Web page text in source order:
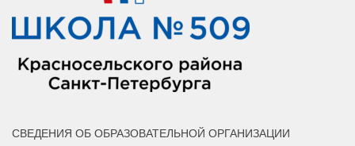
СВЕДЕНИЯ ОБ ОБРАЗОВАТЕЛЬНОЙ ОРГАНИЗАЦИИ